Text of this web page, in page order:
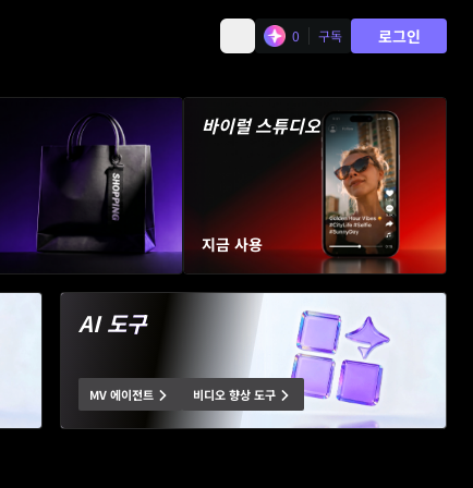
0 구독 로그인
바이럴 스튜디오
지금 사용
AI 도구
MV 에이전트 비디오 향상 도구